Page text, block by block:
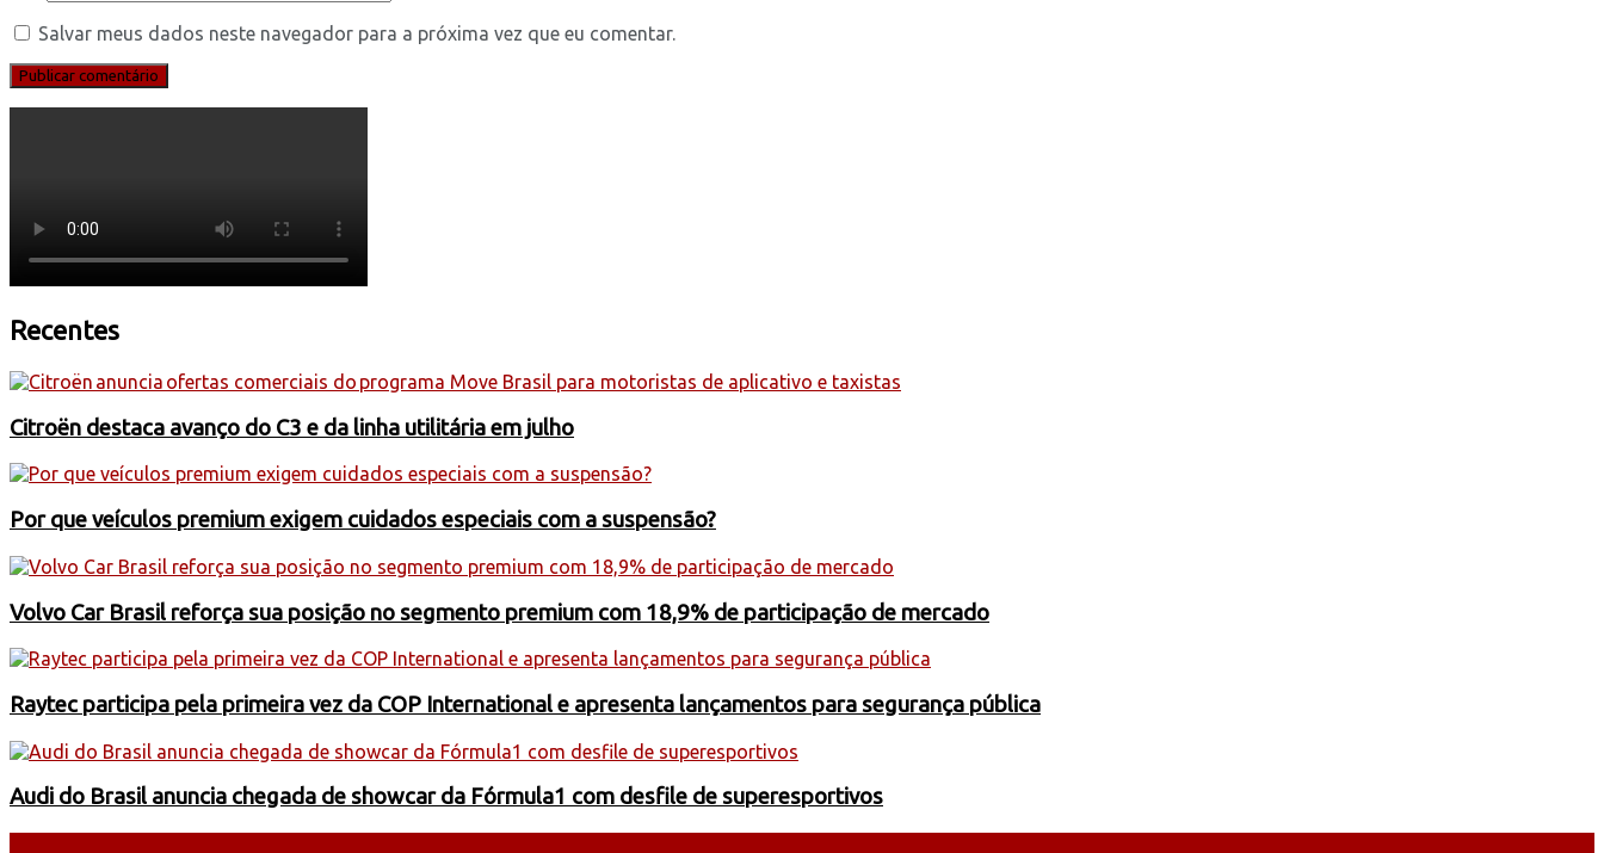
Salvar meus dados neste navegador para a próxima vez que eu comentar.
Recentes
Citroën destaca avanço do C3 e da linha utilitária em julho
Por que veículos premium exigem cuidados especiais com a suspensão?
Volvo Car Brasil reforça sua posição no segmento premium com 18,9% de participação de mercado
Raytec participa pela primeira vez da COP International e apresenta lançamentos para segurança pública
Audi do Brasil anuncia chegada de showcar da Fórmula1 com desfile de superesportivos